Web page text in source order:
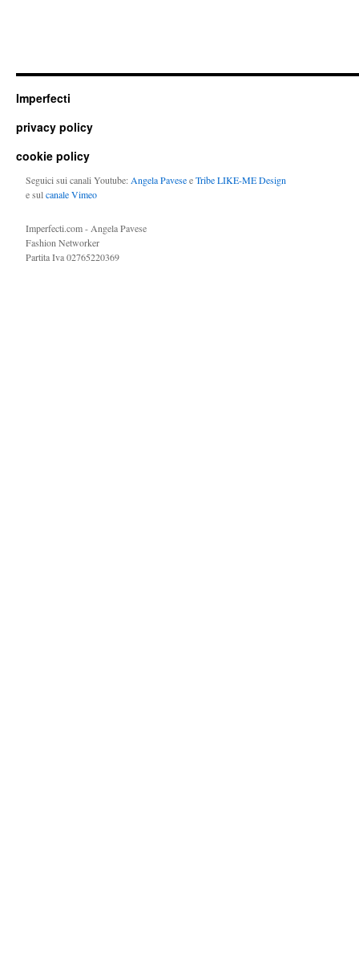
Imperfecti
privacy policy
cookie policy
Seguici sui canali Youtube: Angela PaveseeTribe LIKE-ME Design
e sulcanale Vimeo
Imperfecti.com - Angela Pavese
Fashion Networker
Partita Iva 02765220369